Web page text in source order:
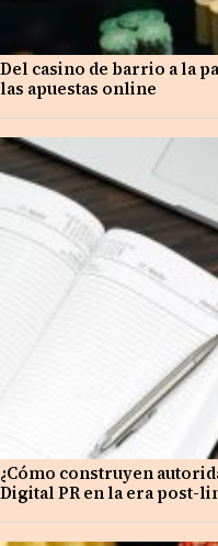
Del casino de barrio a la
las apuestas online
¿Cómo construyen
Digital PR en la era post-